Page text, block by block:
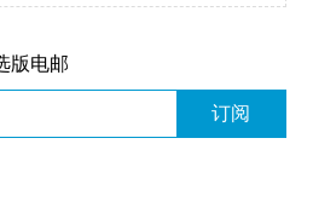
版电邮
订阅